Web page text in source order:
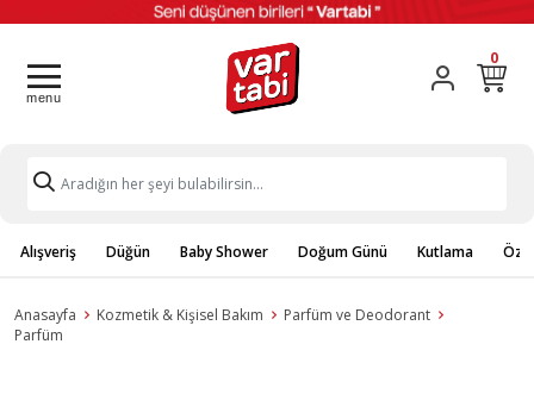
0
Alışveriş Düğün Baby Shower Doğum Günü Kutlama
Anasayfa Kozmetik & Kişisel Bakım
Parfüm ve Deodorant
Parfüm